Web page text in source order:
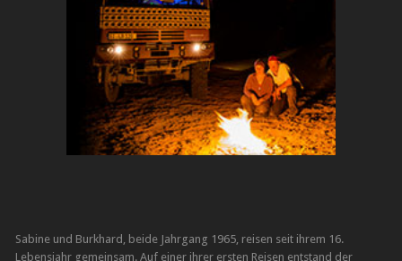
Sabine und Burkhard, beide Jahrgang 1965, reisen seit ihrem 16.
Lebensjahr gemeinsam. Auf einer ihrer ersten Reisen entstand der